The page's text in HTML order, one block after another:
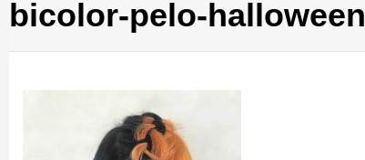
bicolor-pelo-halloween